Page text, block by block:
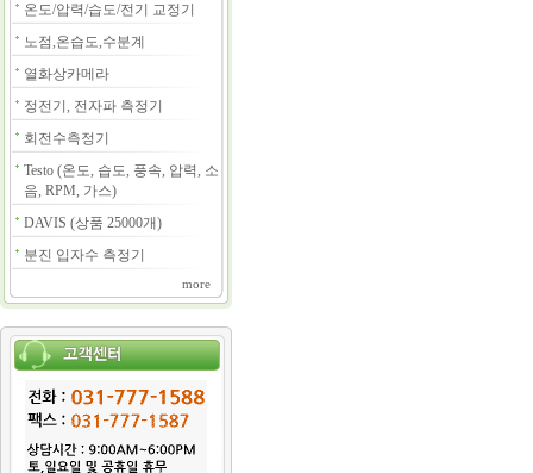
온도/압력/습도/전기 교정기
노점,온습도,수분계
열화상카메라
정전기, 전자파 측정기
회전수측정기
Testo (온도, 습도, 풍속, 압력, 소
음, RPM, 가스)
DAVIS (상품 25000개)
분진 입자수 측정기
more